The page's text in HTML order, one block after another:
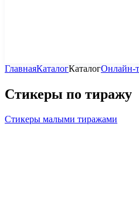
ГлавнаяКаталогКаталогОнлайн-
Стикеры по тиражу
Стикеры малыми тиражами